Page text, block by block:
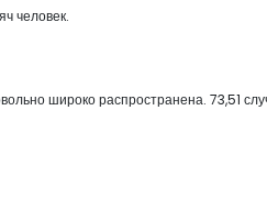
человек.
широко распространена. 73,51